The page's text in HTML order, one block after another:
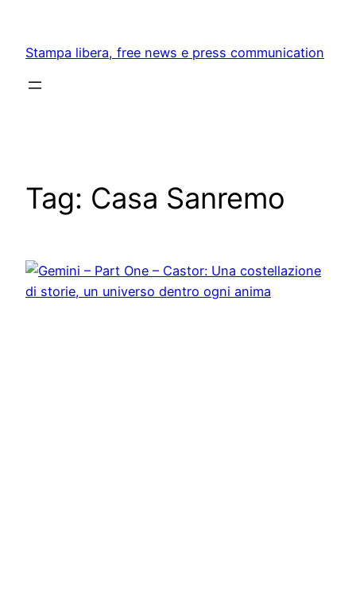
content
Stampa libera, free news e press communication
Tag: Casa Sanremo